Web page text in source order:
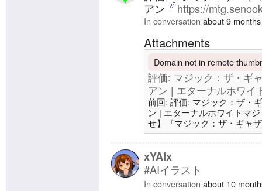
アン
https://
In conversation about 9
Attachments
Domain not in remote
評価: マジック：ザ・ギ
アン | エターナルホワ
前回: 評価: マジック：ザ・
ン | エターナルホワイトマ
せ】『マジック：ザ・ギャ
カードイメージギャラリー
範囲をお切り替えいただけ
ザ・ギャザリング (@mtgjp)
xYAIx
#AIイラスト
In conversation about 10